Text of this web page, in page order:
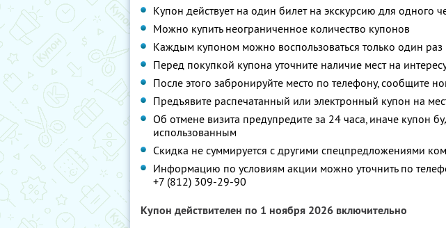
Купон действует на один билет на экскурсию для одного
Можно купить неограниченное количество купонов
Каждым купоном можно воспользоваться только один раз
Перед покупкой купона уточните наличие мест на
После этого забронируйте место по телефону, сообщите
Предъявите распечатанный или электронный купон на
Об отмене визита предупредите за 24 часа, иначе купон
использованным
Скидка не суммируется с другими спецпредложениями
Информацию по условиям акции можно уточнить по
+7 (812) 309-29-90
Купон действителен по 1 ноября 2026 включительно